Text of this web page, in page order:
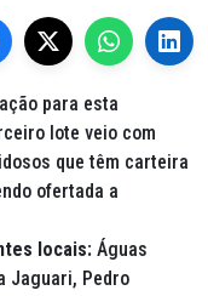
para esta
lote veio com
que têm carteira
ofertada a
locais: Águas
Jaguari, Pedro